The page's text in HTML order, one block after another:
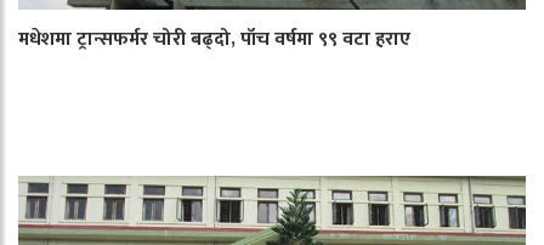
मधेशमा ट्रान्सफर्मर चोरी बढ्दो, पाँच वर्षमा ९९ वटा हराए